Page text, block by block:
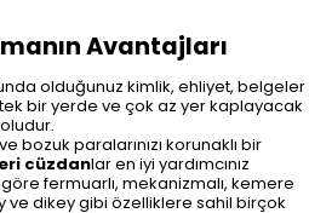
Avantajları
olduğunuz kimlik, ehliyet, belgeler
bir yerde ve çok az yer kaplayacak
bozuk paralarınızı korunaklı bir
cüzdanlar en iyi yardımcınız
göre fermuarlı, mekanizmalı, kemere
ve dikey gibi özelliklere sahil birçok